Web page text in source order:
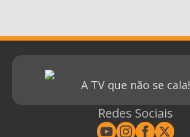
A TV que não se cala!
Redes Sociais